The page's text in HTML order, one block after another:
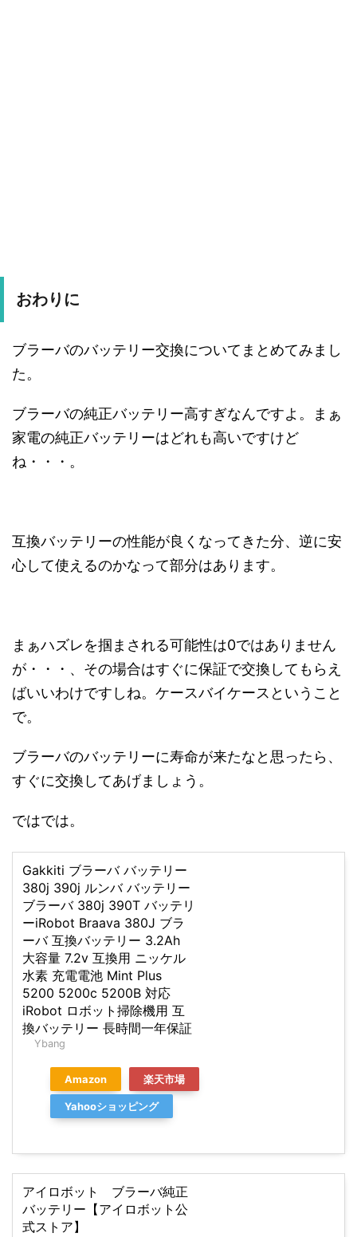
おわりに
ブラーバのバッテリー交換についてまとめてみまし
た。
ブラーバの純正バッテリー高すぎなんですよ。まぁ
家電の純正バッテリーはどれも高いですけど
ね・・・。
互換バッテリーの性能が良くなってきた分、逆に安
心して使えるのかなって部分はあります。
まぁハズレを掴まされる可能性は0ではありません
が・・・、その場合はすぐに保証で交換してもらえ
ばいいわけですしね。ケースバイケースということ
で。
ブラーバのバッテリーに寿命が来たなと思ったら、
すぐに交換してあげましょう。
ではでは。
Gakkiti ブラーバ バッテリー
380j 390j ルンバ バッテリー
ブラーバ 380j 390T バッテリ
ーiRobot Braava 380J ブラ
ーバ 互換バッテリー 3.2Ah
大容量 7.2v 互換用 ニッケル
水素 充電電池 Mint Plus
5200 5200c 5200B 対応
iRobot ロボット掃除機用 互
換バッテリー 長時間一年保証
Ybang
Amazon 楽天市場
Yahooショッピング
アイロボット ブラーバ純正
バッテリー【アイロボット公
式ストア】